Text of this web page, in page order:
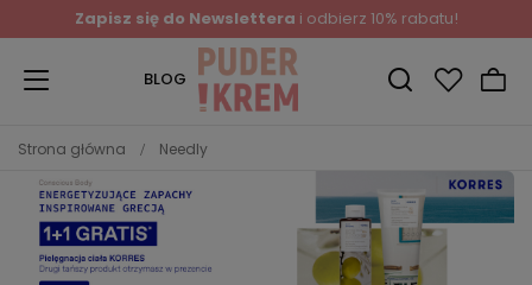
Zapisz się do Newslettera i odbierz 10% rabatu!
BLOG
Strona główna Needly